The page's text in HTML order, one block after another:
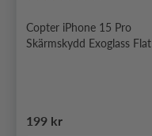
Copter iPhone 15 Pro
Skärmskydd Exoglass Flat
Ordinarie pris
199 kr